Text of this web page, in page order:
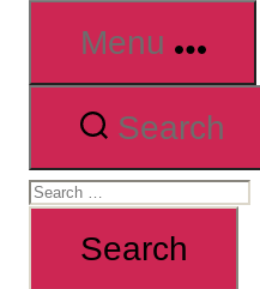
Menu
Search
Search